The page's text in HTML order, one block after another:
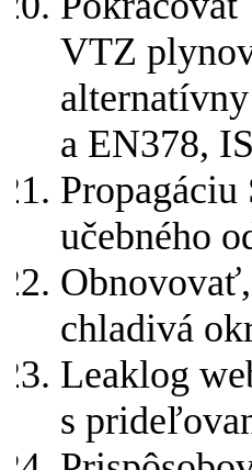
VTZ
a EN378,
učebného
chladivá
Leaklog
s